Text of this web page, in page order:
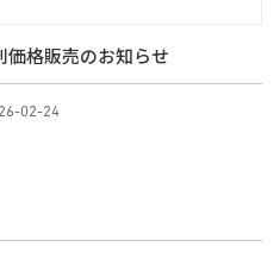
格販売のお知らせ
02-24